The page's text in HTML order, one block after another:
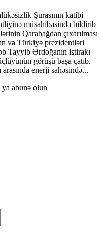
Şurasının katibi
müsahibəsində bildirib
Qarabağdan çıxarılması
və Türkiyə prezidentləri
Tayyib Ərdoğanın iştirakı
görüşü başa çatıb.
enerji sahəsində...
abunə olun